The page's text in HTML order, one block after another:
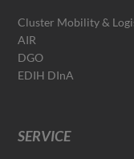
Cluster Mobility &
AIR
DGO
EDIH DInA
SERVICE